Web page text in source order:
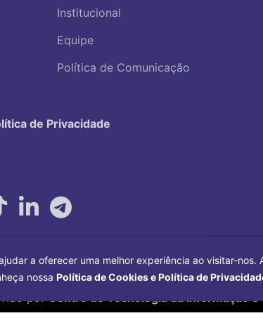
Institucional
Equipe
Política de Comunicação
de Privacidade
Copyright©2026
por Centro de Tecnologia da Informação e
a oferecer uma melhor experiência ao visitar-
nossa Política de Cookies e Política de